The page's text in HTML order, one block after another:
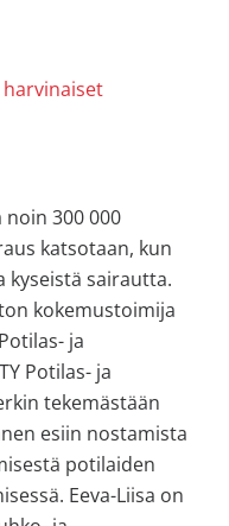
harvinaiset
300 000
katsotaan, kun
kyseistä sairautta.
kokemustoimija
ja
Potilas- ja
tekemästään
esiin nostamista
potilaiden
Eeva-Liisa on